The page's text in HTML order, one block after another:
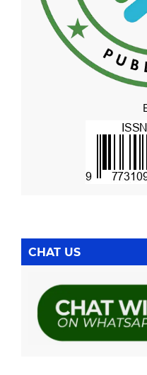
CHAT US